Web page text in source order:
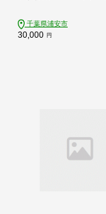
千葉県浦安市
30,000 円